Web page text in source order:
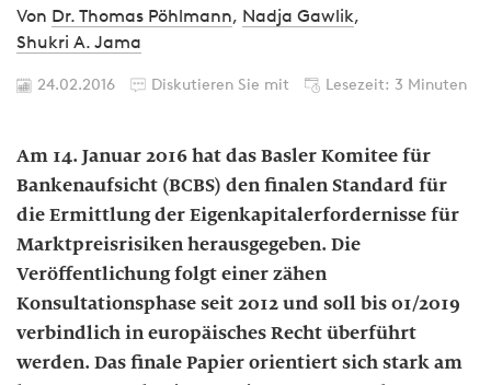
Von Dr. Thomas Pöhlmann, Nadja Gawlik,
Shukri A. Jama
24.02.2016 Diskutieren Sie mit Lesezeit: 3 Minuten
Am 14. Januar 2016 hat das Basler Komitee für
Bankenaufsicht (BCBS) den finalen Standard für
die Ermittlung der Eigenkapitalerfordernisse für
Marktpreisrisiken herausgegeben. Die
Veröffentlichung folgt einer zähen
Konsultationsphase seit 2012 und soll bis 01/2019
verbindlich in europäisches Recht überführt
werden. Das finale Papier orientiert sich stark am